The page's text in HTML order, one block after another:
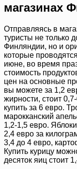
магазинах
Отправляясь в
туристы не только
Финляндии, но и
которые
июне, во время
стоимость
цен на основные
вы можете за 1,2
жирности, стоит
купить за 6 евро.
марокканский
1,2-1,5 евро.
2,4 евро за
3,4 до 4 евро,
Купить курицу
десяток яиц стоит